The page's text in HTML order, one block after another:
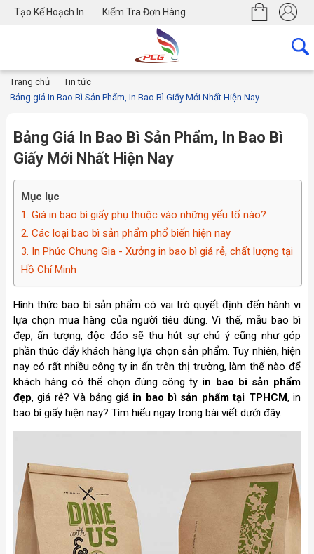
Tạo Kế Hoạch In Kiểm Tra Đơn Hàng
Trang chủ
Tin tức
Bảng giá In Bao Bì Sản Phẩm, In Bao Bì Giấy Mới Nhất Hiện Nay
Bảng Giá In Bao Bì Sản Phẩm, In Bao Bì
Giấy Mới Nhất Hiện Nay
Mục lục
1. Giá in bao bì giấy phụ thuộc vào những yếu tố nào?
2. Các loại bao bì sản phẩm phổ biến hiện nay
3. In Phúc Chung Gia - Xưởng in bao bì giá rẻ, chất lượng tại
Hồ Chí Minh
Hình thức bao bì sản phẩm có vai trò quyết định đến hành vi
lựa chọn mua hàng của người tiêu dùng. Vì thế, mẫu bao bì
đẹp, ấn tượng, độc đáo sẽ thu hút sự chú ý cũng như góp
phần thúc đẩy khách hàng lựa chọn sản phẩm. Tuy nhiên, hiện
nay có rất nhiều công ty in ấn trên thị trường, làm thế nào để
khách hàng có thể chọn đúng công ty in bao bì sản phẩm
đẹp, giá rẻ? Và bảng giáin bao bì sản phẩm tại TPHCM, in
bao bì giấy hiện nay? Tìm hiểu ngay trong bài viết dưới đây.